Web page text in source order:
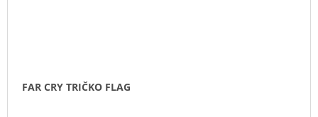
FAR CRY TRIČKO FLAG